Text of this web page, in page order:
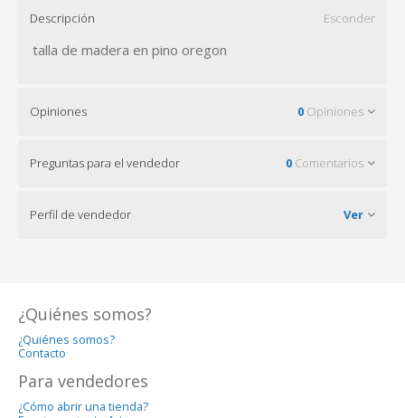
Descripción Esconder
talla de madera en pino oregon
Opiniones 0 Opiniones
Preguntas para el vendedor 0 Comentarios
Perfil de vendedor Ver
¿Quiénes somos?
¿Quiénes somos?
Contacto
Para vendedores
¿Cómo abrir una tienda?